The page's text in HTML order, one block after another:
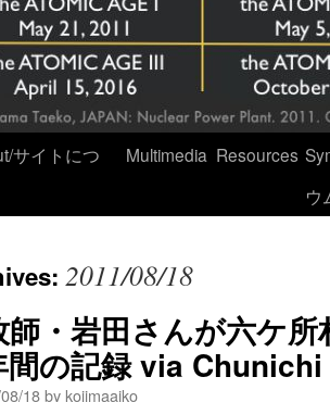
サイトにつ
Multimedia Resources
ウ
2011/08/18
師・岩田さんが六ケ
間の記録 via
18by kojimaaiko